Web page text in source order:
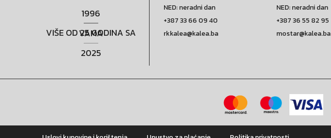
1996
VIŠE OD 25 GODINA SA VAMA
2025
NED: neradni dan
+387 33 66 09 40
rkkalea@kalea.ba
NED: neradni dan
+387 36 55 82 95
mostar@kalea.ba